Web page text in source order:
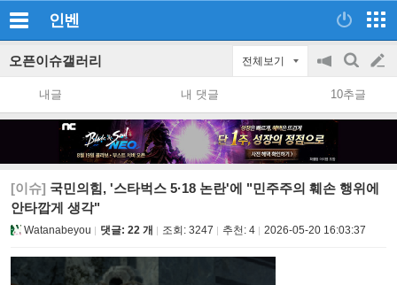
인벤
오픈이슈갤러리 전체보기
공
지
on/off
검
색
글
쓰
내글 내 댓글 10추글
[이슈] 국민의힘, '스타벅스 5·18 논란'에 "민주주의 훼손 행위에
안타깝게 생각"
Watanabeyou 댓글: 22 개 조회: 3247 추천: 4 2026-05-20 16:03:37